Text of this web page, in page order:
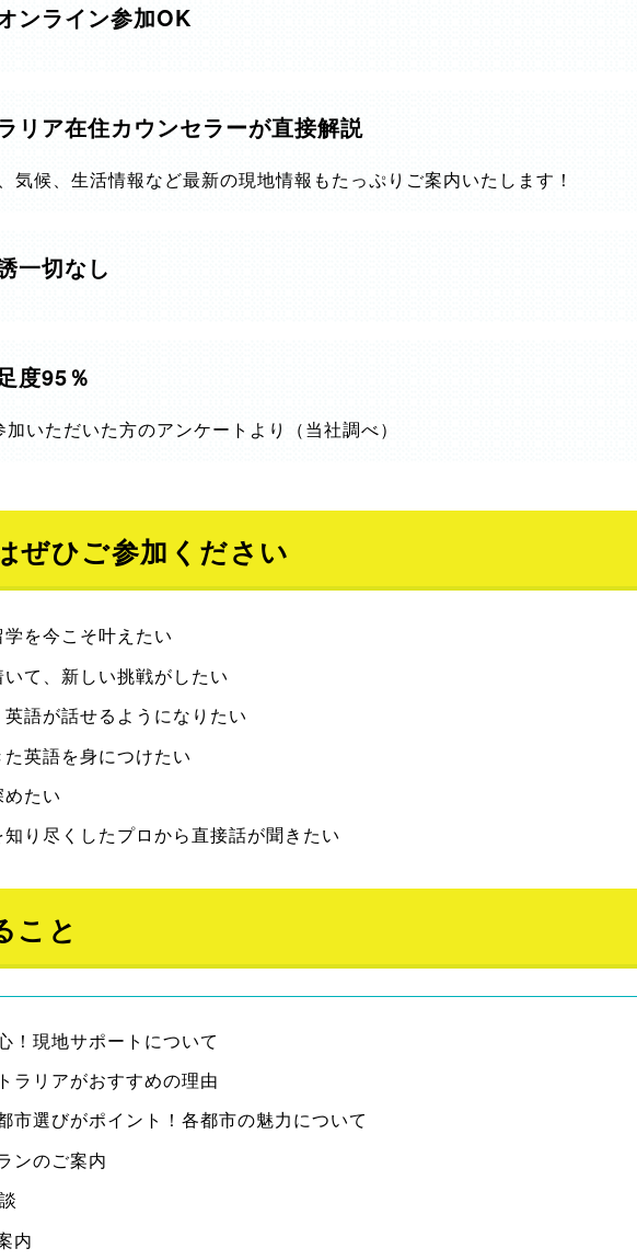
ンライン参加OK
リア在住カウンセラーが直接解説
気候、生活情報など最新の現地情報もたっぷりご案内いたします！
一切なし
度95％
いただいた方のアンケートより（当社調べ）
ぜひご参加ください
を今こそ叶えたい
て、新しい挑戦がしたい
語が話せるようになりたい
英語を身につけたい
たい
り尽くしたプロから直接話が聞きたい
こと
！現地サポートについて
ラリアがおすすめの理由
市選びがポイント！各都市の魅力について
ンのご案内
内